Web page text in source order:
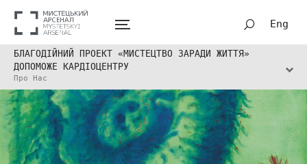
Eng
БЛАГОДІЙНИЙ ПРОЕКТ «МИСТЕЦТВО ЗАРАДИ ЖИТТЯ»
ДОПОМОЖЕ КАРДІОЦЕНТРУ
Про Нас